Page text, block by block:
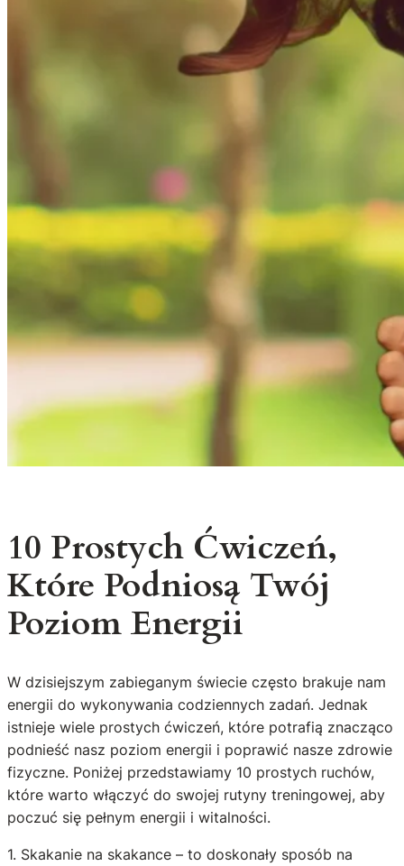
10 Prostych Ćwiczeń,
Które Podniosą Twój
Poziom Energii
W dzisiejszym zabieganym świecie często brakuje nam
energii do wykonywania codziennych zadań. Jednak
istnieje wiele prostych ćwiczeń, które potrafią znacząco
podnieść nasz poziom energii i poprawić nasze zdrowie
fizyczne. Poniżej przedstawiamy 10 prostych ruchów,
które warto włączyć do swojej rutyny treningowej, aby
poczuć się pełnym energii i witalności.
1. Skakanie na skakance – to doskonały sposób na